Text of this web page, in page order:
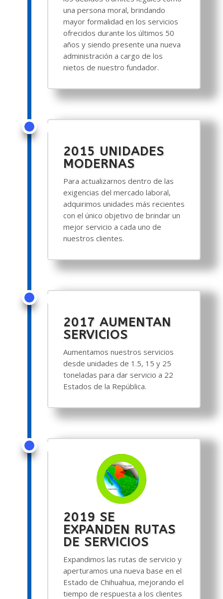
una persona moral, brindando
mayor formalidad en los servicios
ofrecidos durante los últimos 50
años y siendo presente una nueva
administración a cargo de los
nietos de nuestro fundador.
2015 UNIDADES
MODERNAS
Para actualizarnos dentro de las
exigencias del mercado laboral,
adquirimos unidades más recientes
con el único objetivo de brindar un
mejor servicio a cada uno de
nuestros clientes.
2017 AUMENTAN
SERVICIOS
Aumentamos nuestros servicios
desde unidades de 1.5, 15 y 25
toneladas para dar servicio a 22
Estados de la República.
2019 SE
EXPANDEN RUTAS
DE SERVICIOS
Expandimos las rutas de servicio y
aperturamos una nueva base en el
Estado de Chihuahua, mejorando el
tiempo de respuesta a los clientes